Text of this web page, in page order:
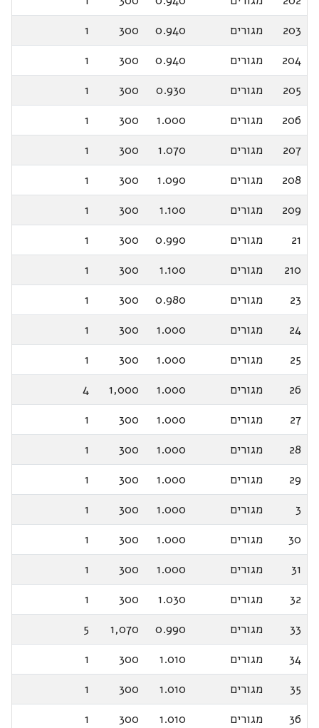
203
מגורים 0.940
300
1
204
מגורים 0.940
300
1
205
מגורים 0.930
300
1
206
מגורים 1.000
300
1
207
מגורים 1.070
300
1
208
מגורים 1.090
300
1
209
מגורים 1.100
300
1
21
מגורים 0.990
300
1
210
מגורים 1.100
300
1
23
מגורים 0.980
300
1
24
מגורים 1.000
300
1
25
מגורים 1.000
300
1
26
מגורים 1.000
1,000
4
27
מגורים 1.000
300
1
28
מגורים 1.000
300
1
29
מגורים 1.000
300
1
3
מגורים 1.000
300
1
30
מגורים 1.000
300
1
31
מגורים 1.000
300
1
32
מגורים 1.030
300
1
33
מגורים 0.990
1,070
5
34
מגורים 1.010
300
1
35
מגורים 1.010
300
1
36
מגורים 1.010
300
1